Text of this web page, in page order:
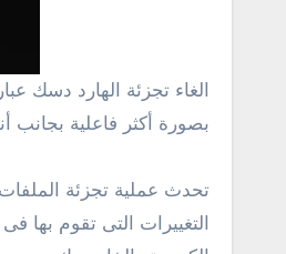
بصورة أكثر فاعلية بجانب
تحدث عملية تجزئة
التغييرات التى تقوم